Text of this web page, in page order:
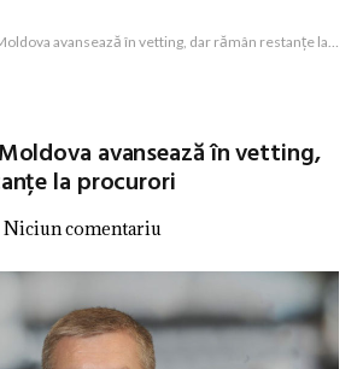
avansează în vetting, dar rămân restanțe la procurori
avansează în vetting,
la procurori
Niciun comentariu